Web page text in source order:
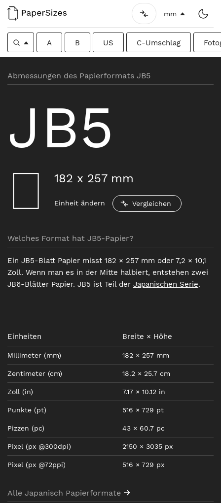
mm
A B US C-Umschlag
Abmessungen des Papierformats JB5
JB5
182 x 257 mm
Einheit ändern Vergleichen
Welches Format hat JB5-Papier?
Ein JB5-Blatt Papier misst 182 × 257 mm oder 7,2 × 10,1
Zoll. Wenn man es in der Mitte halbiert, entstehen zwei
JB6-Blätter Papier. JB5 ist Teil der Japanischen Serie.
Einheiten Breite × Höhe
Millimeter (mm) 182 × 257 mm
Zentimeter (cm) 18.2 × 25.7 cm
Zoll (in) 7.17 × 10.12 in
Punkte (pt) 516 × 729 pt
Pizzen (pc) 43 × 60.7 pc
Pixel (px @300dpi) 2150 × 3035 px
Pixel (px @72ppi) 516 × 729 px
Alle Japanisch Papierformate